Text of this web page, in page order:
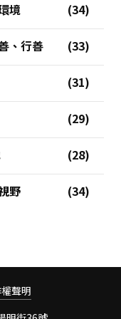
境
、行善
野
聲明